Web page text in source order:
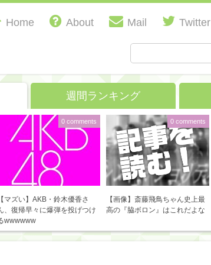
Home About Mail Twitter
週間ランキング
【マズい】AKB・鈴木優香さ
、復帰早々に爆弾を投げつけ
wwwwww
0 comments
【画像】斎藤飛鳥ちゃん史上最
高の『脇ボロン』はこれだよな
0 comments